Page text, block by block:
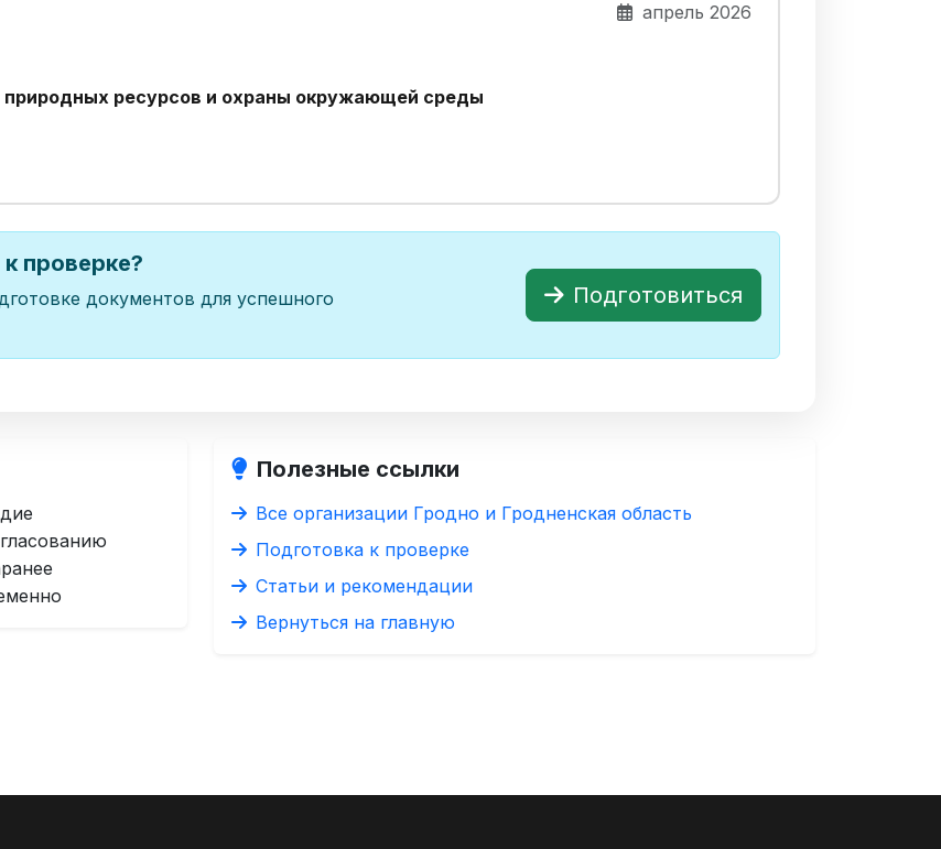
апрель 2026
природных ресурсов и охраны окружающей среды
проверке?
документов для успешного
Подготовиться
Полезные ссылки
Все организации Гродно и Гродненская область
Подготовка к проверке
Статьи и рекомендации
Вернуться на главную